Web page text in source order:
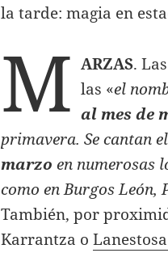
la tarde: magia en
M ARZAS.
las «el
al mes de
primavera. Se cantan el
marzo en numerosas
como en Burgos León,
También, por
Karrantza o